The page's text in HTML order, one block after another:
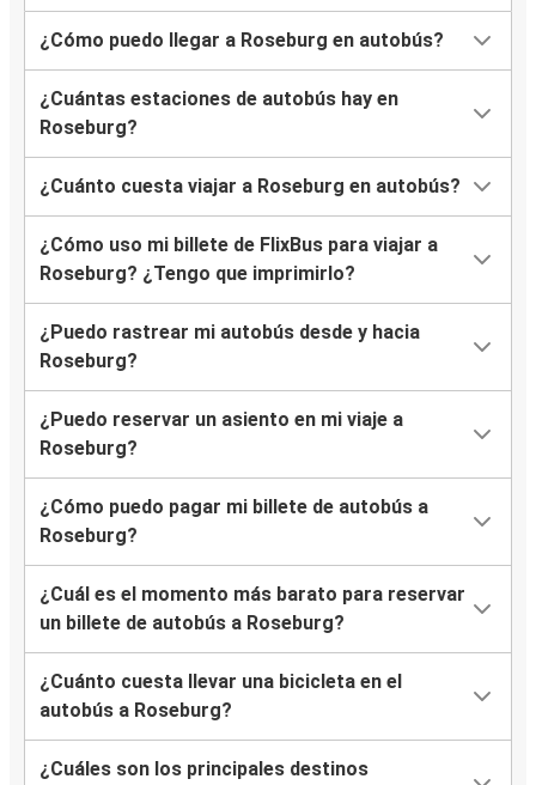
¿Cómo puedo llegar a Roseburg en autobús?
¿Cuántas estaciones de autobús hay en
Roseburg?
¿Cuánto cuesta viajar a Roseburg en autobús?
¿Cómo uso mi billete de FlixBus para viajar a
Roseburg? ¿Tengo que imprimirlo?
¿Puedo rastrear mi autobús desde y hacia
Roseburg?
¿Puedo reservar un asiento en mi viaje a
Roseburg?
¿Cómo puedo pagar mi billete de autobús a
Roseburg?
¿Cuál es el momento más barato para reservar
un billete de autobús a Roseburg?
¿Cuánto cuesta llevar una bicicleta en el
autobús a Roseburg?
¿Cuáles son los principales destinos